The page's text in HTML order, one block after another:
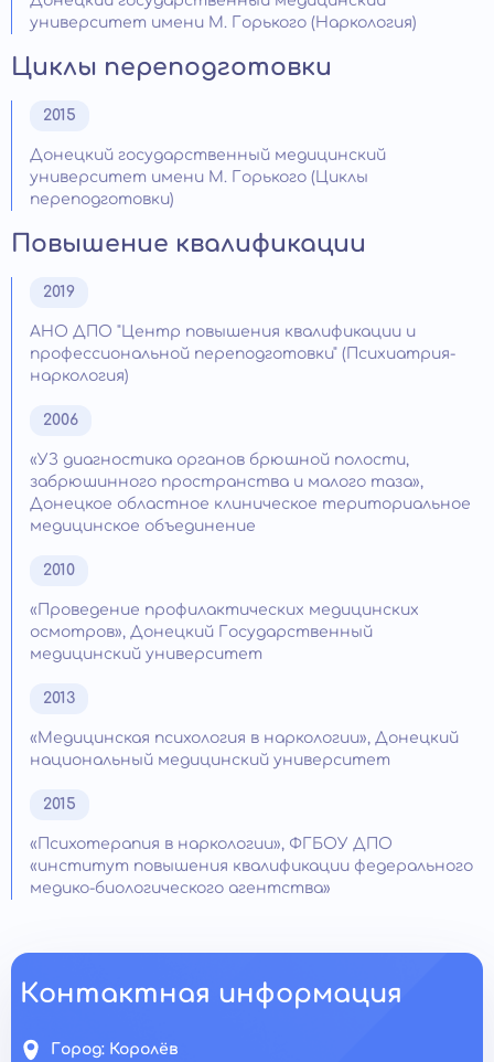
университет имени М. Горького (Наркология)
Циклы переподготовки
2015
Донецкий государственный медицинский
университет имени М. Горького (Циклы
переподготовки)
Повышение квалификации
2019
АНО ДПО "Центр повышения квалификации и
профессиональной переподготовки" (Психиатрия-
наркология)
2006
«УЗ диагностика органов брюшной полости,
забрюшинного пространства и малого таза»,
Донецкое областное клиническое териториальное
медицинское объединение
2010
«Проведение профилактических медицинских
осмотров», Донецкий Государственный
медицинский университет
2013
«Медицинская психология в наркологии», Донецкий
национальный медицинский университет
2015
«Психотерапия в наркологии», ФГБОУ ДПО
«институт повышения квалификации федерального
медико-биологического агентства»
Контактная информация
Город: Королёв